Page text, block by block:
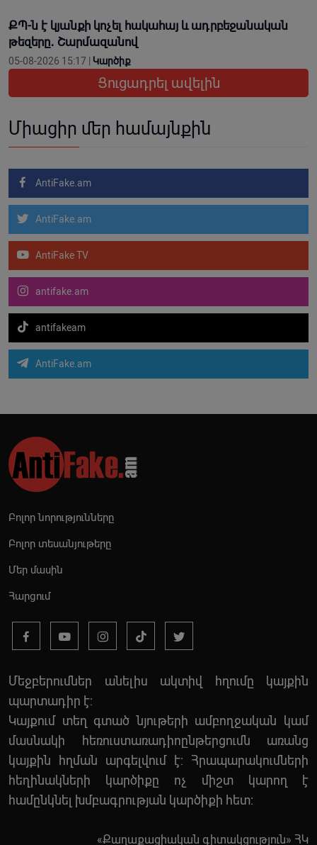
ՔՊ-ն է կյանքի կոչել հակահայ և ադրբեջանական
թեզերը․ Շարմազանով
05-08-2026 15:17 | Կարծիք
Ցուցադրել ավելին
Միացիր մեր համայնքին
AntiFake.am
AntiFake.am
AntiFake TV
antifake.am
antifakeam
AntiFake.am
Բոլոր նորությունները
Բոլոր տեսանյութերը
Մեր մասին
Հարցում
Մեջբերումներ անելիս ակտիվ հղումը կայքին
պարտադիր է:
Կայքում տեղ գտած նյութերի ամբողջական կամ
մասնակի հեռուստառադիոընթերցումն առանց
կայքին հղման արգելվում է: Հրապարակումների
հեղինակների կարծիքը ոչ միշտ կարող է
համընկնել խմբագրության կարծիքի հետ:
«Քաղաքացիական գիտակցություն» ՀԿ